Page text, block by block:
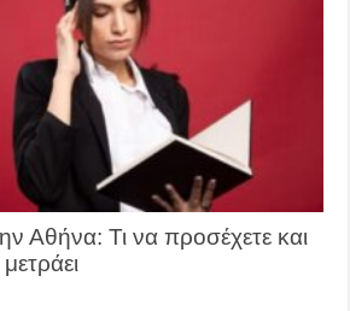
Αθήνα: Τι να προσέχετε και